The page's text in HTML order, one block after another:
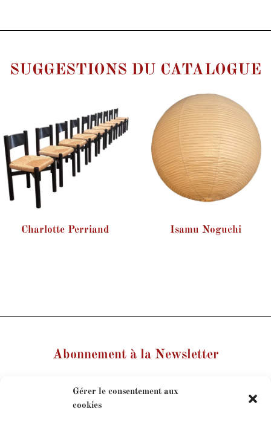
Gérer le consentement aux
cookies
SUGGESTIONS DU CATALOGUE
Charlotte Perriand Isamu Noguchi
Abonnement à la Newsletter